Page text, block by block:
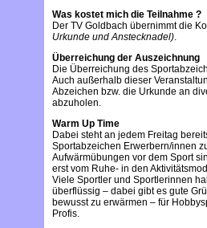
Was kostet mich die Teilnahme ?
Der TV Goldbach übernimmt die
Urkunde und Anstecknadel).
Überreichung der Auszeichnung
Die Überreichung des
Auch außerhalb dieser
Abzeichen bzw. die Urkunde an
abzuholen.
Warm Up Time
Dabei steht an jedem Freitag
Sportabzeichen Erwerbern/innen
Aufwärmübungen vor dem Sport
erst vom Ruhe- in den
Viele Sportler und Sportlerinnen
überflüssig – dabei gibt es gute
bewusst zu erwärmen – für
Profis.